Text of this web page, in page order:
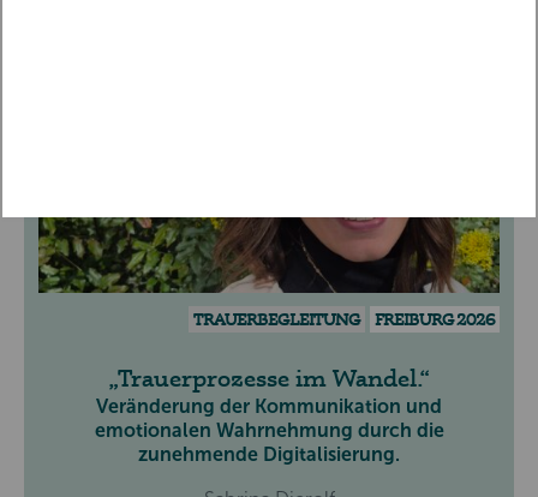
TRAUERBEGLEITUNG FREIBURG 2026
Trauerprozesse im Wandel.
Veränderung der Kommunikation und
emotionalen Wahrnehmung durch die
zunehmende Digitalisierung.